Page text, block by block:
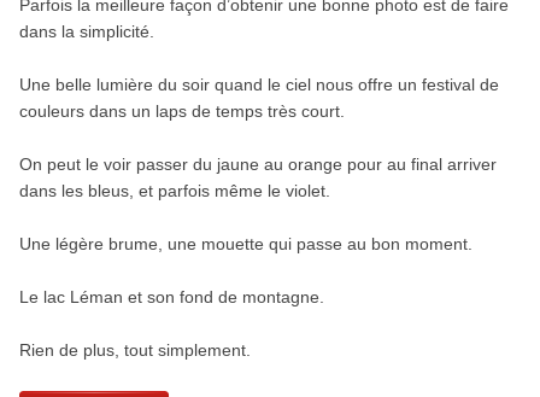
Parfois la meilleure façon d’obtenir une bonne photo est de faire
dans la simplicité.
Une belle lumière du soir quand le ciel nous offre un festival de
couleurs dans un laps de temps très court.
On peut le voir passer du jaune au orange pour au final arriver
dans les bleus, et parfois même le violet.
Une légère brume, une mouette qui passe au bon moment.
Le lac Léman et son fond de montagne.
Rien de plus, tout simplement.